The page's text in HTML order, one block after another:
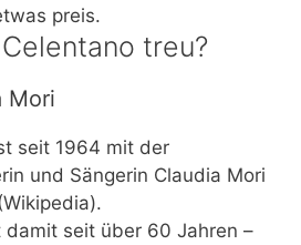
preis.
treu?
Mori
seit 1964 mit der
und Sängerin Claudia Mori
damit seit über 60 Jahren –